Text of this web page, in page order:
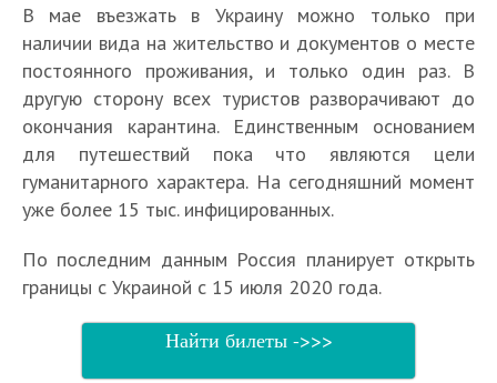
В мае въезжать в Украину можно только при
наличии вида на жительство и документов о месте
постоянного проживания, и только один раз. В
другую сторону всех туристов разворачивают до
окончания карантина. Единственным основанием
для путешествий пока что являются цели
гуманитарного характера. На сегодняшний момент
уже более 15 тыс. инфицированных.
По последним данным Россия планирует открыть
границы с Украиной с 15 июля 2020 года.
Найти билеты ->>>